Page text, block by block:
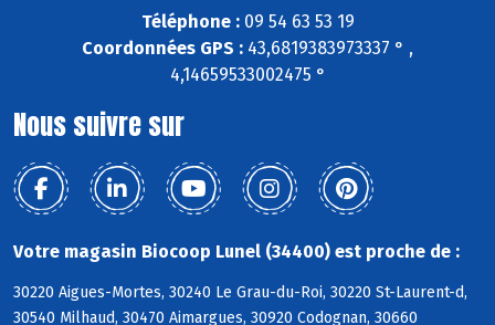
Téléphone :09 54 63 53 19
Coordonnées GPS : 43,6819383973337 ° ,
4,14659533002475 °
Nous suivre sur
Votre magasin Biocoop Lunel (34400) est proche de :
30220 Aigues-Mortes, 30240 Le Grau-du-Roi, 30220 St-Laurent-d,
30540 Milhaud, 30470 Aimargues, 30920 Codognan, 30660